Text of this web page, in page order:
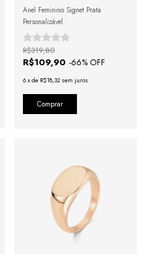
Anel Feminino Signet Prata
Personalizável
R$109,90 -66% OFF
R$319,80
6 x de R$18,32 sem juros
Comprar